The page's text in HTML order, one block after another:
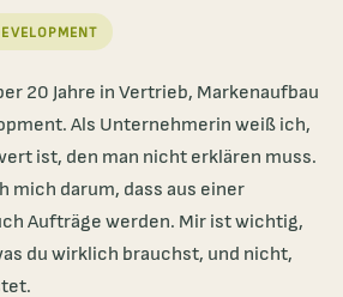
20 Jahre in Vertrieb, Markenaufbau
Als Unternehmerin weiß ich,
ist, den man nicht erklären muss.
mich darum, dass aus einer
Aufträge werden. Mir ist wichtig,
du wirklich brauchst, und nicht,